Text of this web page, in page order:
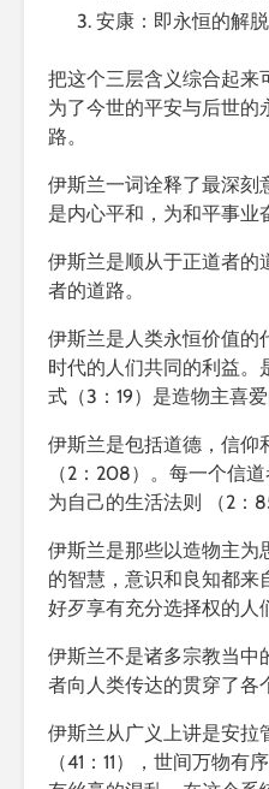
安康：即永恒的解脱
把这个三层含义综合起来
为了今世的平安与后世的
路。
伊斯兰一词诠释了最深刻
是内心平和，为和平事业
伊斯兰是顺从于正道者的
者的道路。
伊斯兰是人类永恒价值的
时代的人们共同的利益。
式（3：19）是造物主喜爱
伊斯兰是包括道德，信仰
（2：208）。每一个信
为自己的生活法则 （2：
伊斯兰是那些以造物主为
的智慧，意识和良知都来
好歹享有充分选择权的人
伊斯兰不是诸多宗教当中
者向人类传达的贯穿了各
伊斯兰从广义上讲是安拉
（41：11），世间万物